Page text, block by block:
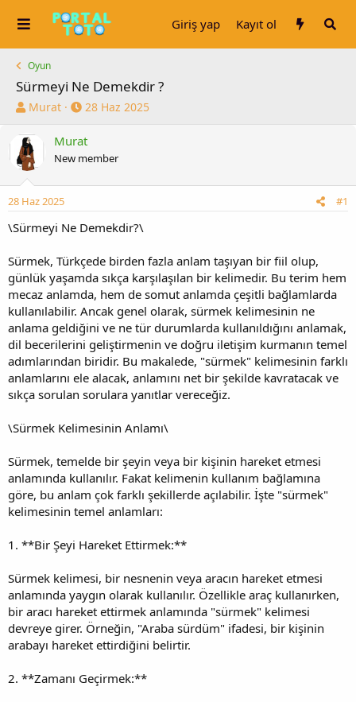
Giriş yap Kayıt ol
Oyun
Sürmeyi Ne Demekdir ?
K
n
u
y
u
b
ş
a
t
a
n
Murat
B
ş
a
ç
a
r
i
h
i
28 Haz 2025
Murat
New member
28 Haz 2025 #1
\Sürmeyi Ne Demekdir?\
Sürmek, Türkçede birden fazla anlam taşıyan bir fiil olup,
günlük yaşamda sıkça karşılaşılan bir kelimedir. Bu terim hem
mecaz anlamda, hem de somut anlamda çeşitli bağlamlarda
kullanılabilir. Ancak genel olarak, sürmek kelimesinin ne
anlama geldiğini ve ne tür durumlarda kullanıldığını anlamak,
dil becerilerini geliştirmenin ve doğru iletişim kurmanın temel
adımlarından biridir. Bu makalede, "sürmek" kelimesinin farklı
anlamlarını ele alacak, anlamını net bir şekilde kavratacak ve
sıkça sorulan sorulara yanıtlar vereceğiz.
\Sürmek Kelimesinin Anlamı\
Sürmek, temelde bir şeyin veya bir kişinin hareket etmesi
anlamında kullanılır. Fakat kelimenin kullanım bağlamına
göre, bu anlam çok farklı şekillerde açılabilir. İşte "sürmek"
kelimesinin temel anlamları:
1. **Bir Şeyi Hareket Ettirmek:**
Sürmek kelimesi, bir nesnenin veya aracın hareket etmesi
anlamında yaygın olarak kullanılır. Özellikle araç kullanırken,
bir aracı hareket ettirmek anlamında "sürmek" kelimesi
devreye girer. Örneğin, "Araba sürdüm" ifadesi, bir kişinin
arabayı hareket ettirdiğini belirtir.
2. **Zamanı Geçirmek:**